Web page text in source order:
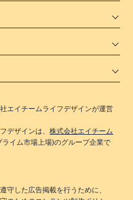
エイチームライフデザインが運営
デザインは、株式会社エイチーム
ライム市場上場)のグループ企業で
守した広告掲載を行うために、